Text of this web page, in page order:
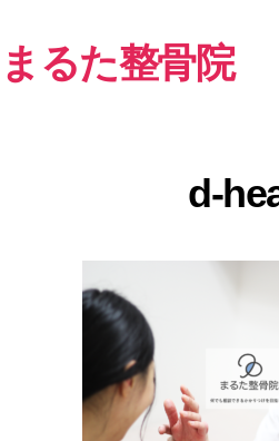
まるた整骨院
d-